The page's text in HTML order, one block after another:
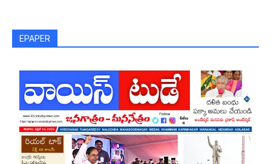
EPAPER